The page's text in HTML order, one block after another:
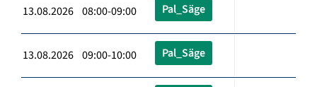
13.08.2026 08:00-09:00 Pal_Säge
13.08.2026 09:00-10:00 Pal_Säge